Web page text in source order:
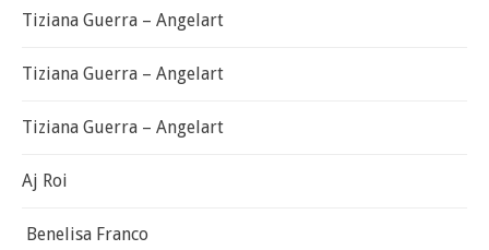
Tiziana Guerra – Angelart
Tiziana Guerra – Angelart
Tiziana Guerra – Angelart
Aj Roi
Benelisa Franco